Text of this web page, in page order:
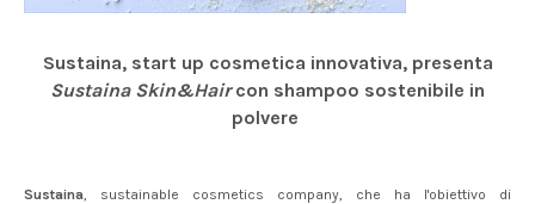
Sustaina, start up cosmetica innovativa, presenta
Sustaina Skin&Haircon shampoo sostenibile in
polvere
Sustaina, sustainable cosmetics company, che ha l'obiettivo di